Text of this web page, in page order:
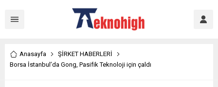
Anasayfa
ŞİRKET HABERLERİ
Borsa İstanbul’da Gong, Pasifik Teknoloji için çaldı